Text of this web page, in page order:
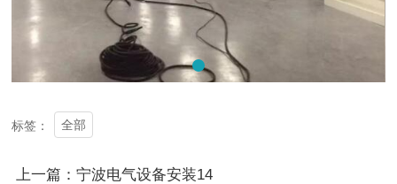
标签： 全部
上一篇：宁波电气设备安装14